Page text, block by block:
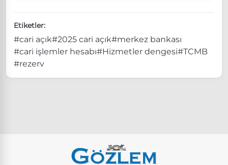
Etiketler:
#cari açık#2025 cari açık#merkez bankası
#cari işlemler hesabı#Hizmetler dengesi#TCMB
#rezerv